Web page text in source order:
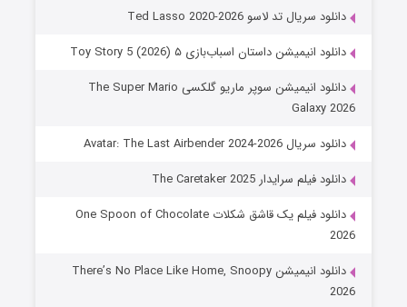
دانلود سریال تد لاسو Ted Lasso 2020-2026
دانلود انیمیشن داستان اسباب‌بازی ۵ Toy Story 5 (2026)
دانلود انیمیشن سوپر ماریو گلکسی The Super Mario
Galaxy 2026
دانلود سریال Avatar: The Last Airbender 2024-2026
دانلود فیلم سرایدار The Caretaker 2025
دانلود فیلم یک قاشق شکلات One Spoon of Chocolate
2026
دانلود انیمیشن There’s No Place Like Home, Snoopy
2026